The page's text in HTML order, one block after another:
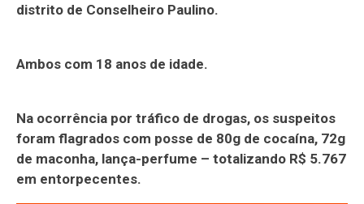
distrito de Conselheiro Paulino.
Ambos com 18 anos de idade.
Na ocorrência por tráfico de drogas, os suspeitos
foram flagrados com posse de 80g de cocaína, 72g
de maconha, lança-perfume – totalizando R$ 5.767
em entorpecentes.